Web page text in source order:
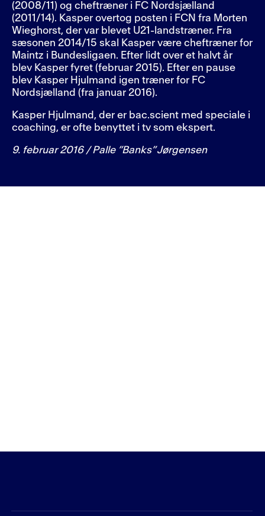
(2008/11) og cheftræner i FC Nordsjælland
(2011/14). Kasper overtog posten i FCN fra Morten
Wieghorst, der var blevet U21-landstræner. Fra
sæsonen 2014/15 skal Kasper være cheftræner for
Maintz i Bundesligaen. Efter lidt over et halvt år
blev Kasper fyret (februar 2015). Efter en pause
blev Kasper Hjulmand igen træner for FC
Nordsjælland (fra januar 2016).
Kasper Hjulmand, der er bac.scient med speciale i
coaching, er ofte benyttet i tv som ekspert.
9. februar 2016 / Palle ”Banks” Jørgensen